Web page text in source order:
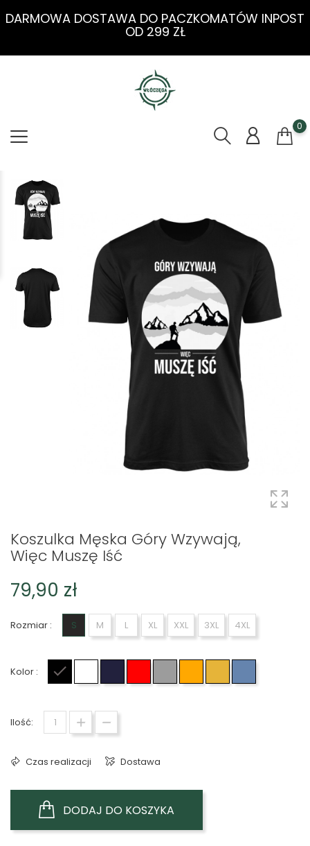
DARMOWA DOSTAWA DO PACZKOMATÓW INPOST
OD 299 ZŁ
0
Koszulka Męska Góry Wzywają,
Więc Muszę Iść
79,90 zł
Rozmiar : S M L XL XXL 3XL 4XL
Kolor :
Ilość:
Czas realizacji Dostawa
DODAJ DO KOSZYKA